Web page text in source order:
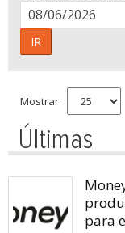
IR
Mostrar
Últimas
para